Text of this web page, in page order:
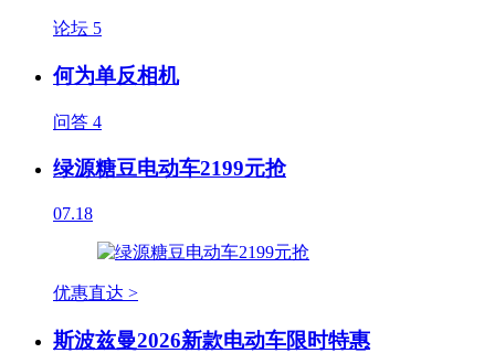
论坛 5
何为单反相机
问答 4
绿源糖豆电动车2199元抢
07.18
优惠直达 >
斯波兹曼2026新款电动车限时特惠